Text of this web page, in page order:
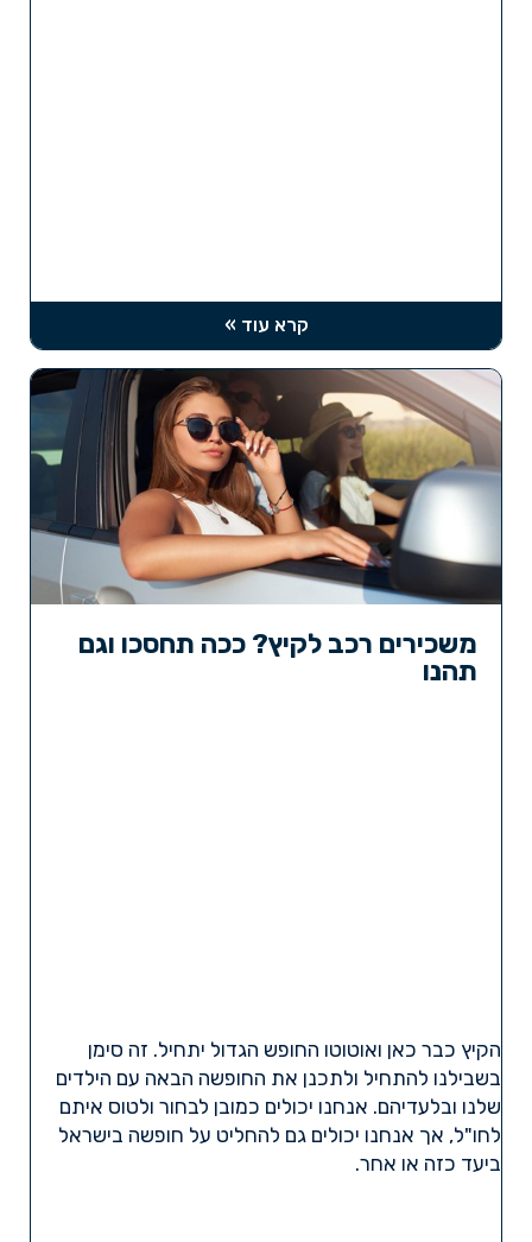
קרא עוד »
משכירים רכב לקיץ? ככה תחסכו וגם
תהנו
הקיץ כבר כאן ואוטוטו החופש הגדול יתחיל. זה סימן
בשבילנו להתחיל ולתכנן את החופשה הבאה עם הילדים
שלנו ובלעדיהם. אנחנו יכולים כמובן לבחור ולטוס איתם
לחו"ל, אך אנחנו יכולים גם להחליט על חופשה בישראל
ביעד כזה או אחר.